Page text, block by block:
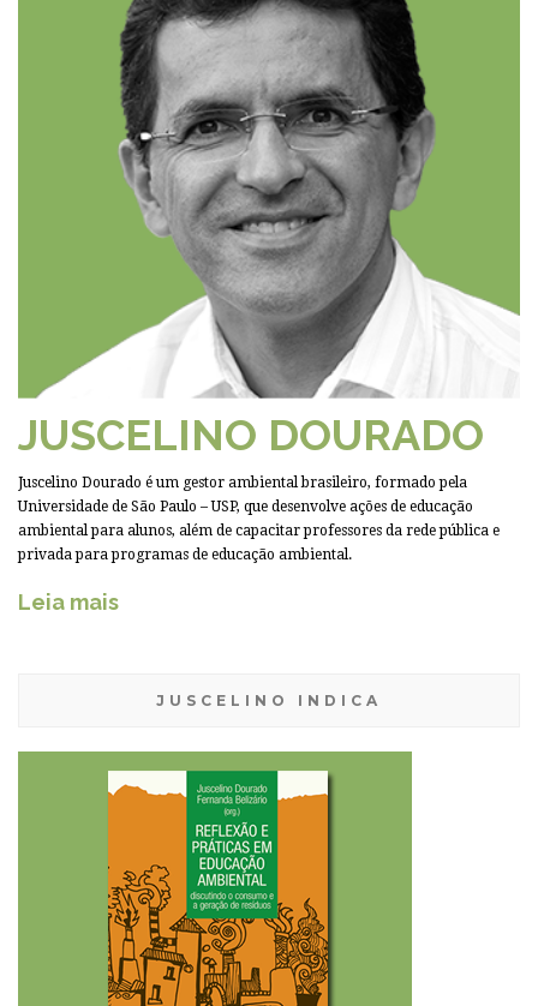
JUSCELINO DOURADO
Juscelino Dourado é um gestor ambiental brasileiro, formado pela
Universidade de São Paulo – USP, que desenvolve ações de educação
ambiental para alunos, além de capacitar professores da rede pública e
privada para programas de educação ambiental.
Leia mais
JUSCELINO INDICA